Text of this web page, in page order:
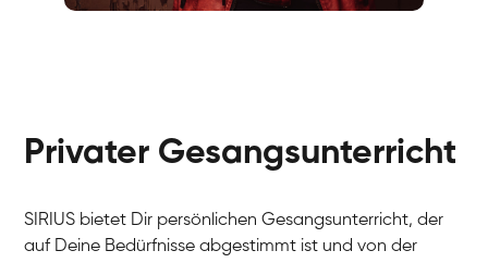
Gesang / Vocal
Anna
Gesang / Vocal
Gesang / Vocal
Privater Gesangsunterricht
SIRIUS bietet Dir persönlichen Gesangsunterricht, der
auf Deine Bedürfnisse abgestimmt ist und von der